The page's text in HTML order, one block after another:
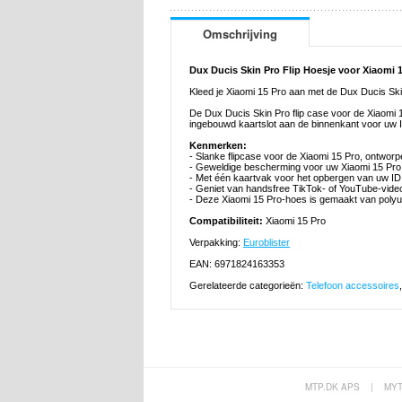
Omschrijving
Dux Ducis Skin Pro Flip Hoesje voor Xiaomi
Kleed je Xiaomi 15 Pro aan met de Dux Ducis
De Dux Ducis Skin Pro flip case voor de Xiaomi
ingebouwd kaartslot aan de binnenkant voor
Kenmerken:
- Slanke flipcase voor de Xiaomi 15 Pro,
- Geweldige bescherming voor uw Xiaomi 15
- Met één kaartvak voor het opbergen van uw
- Geniet van handsfree TikTok- of YouTube-
- Deze Xiaomi 15 Pro-hoes is gemaakt van
Compatibiliteit: Xiaomi 15 Pro
Verpakking: Euroblister
EAN: 6971824163353
Gerelateerde categorieën: Telefoon accessoires
MTP.DK APS |